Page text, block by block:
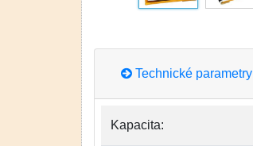
Technické parametry
Kapacita: